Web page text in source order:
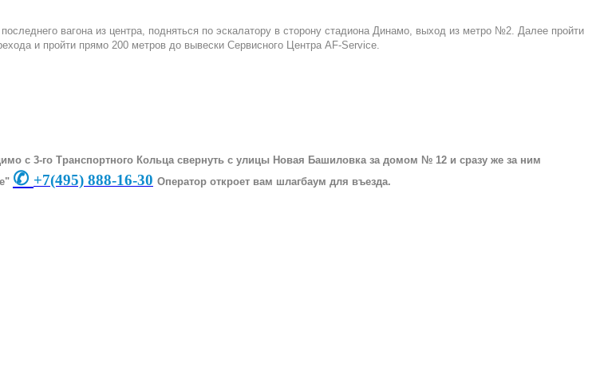
вагона из центра, подняться по эскалатору в сторону стадиона Динамо, выход из метро №2. Далее пройти
и пройти прямо 200 метров до вывески Сервисного Центра AF-Service.
с 3-го Транспортного Кольца свернуть с улицы Новая Башиловка за домом № 12 и сразу же за ним
✆ +7(495) 888-16-30 Оператор откроет вам шлагбаум для въезда.